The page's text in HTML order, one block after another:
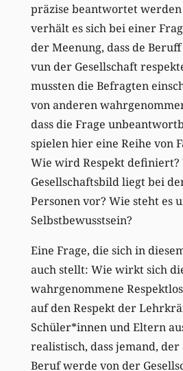
präzise beantwortet
verhält es sich bei einer
der Meenung, dass de
vun der Gesellschaft
mussten die Befragten
von anderen
dass die Frage
spielen hier eine Reihe von
Wie wird Respekt definiert?
Gesellschaftsbild liegt bei
Personen vor? Wie steht es
Selbstbewusstsein?
Eine Frage, die sich in
auch stellt: Wie wirkt sich
wahrgenommene
auf den Respekt der
Schüler*innen und Eltern
realistisch, dass jemand,
Beruf werde von der